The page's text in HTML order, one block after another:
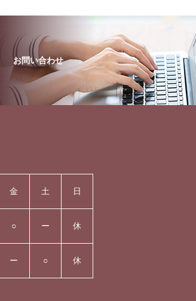
お問い合わせ
金 土 日
○ ー 休
ー ○ 休